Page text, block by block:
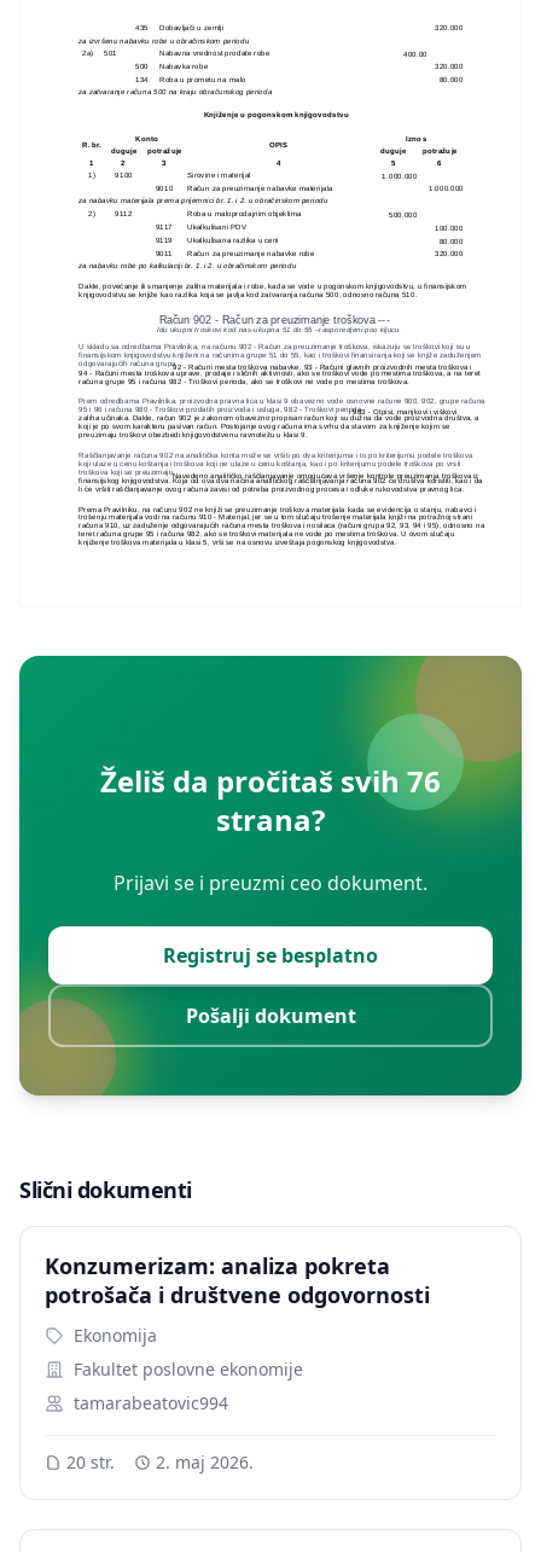
435 Dobavljači u zemlji
320.000
za izvršenu nabavku robe u obračinskom periodu
2a)
501 Nabavna vrednost prodate robe
400.00
500
Nabavka robe
320.000
134
Roba u prometu na malo
80.000
za zatvaranje računa 500 na kraju obračunskog perioda
Knjiženje u pogonskom knjigovodstvu
R. br.
Konto
OPIS
Iznos
duguje
potražuje duguje
potražuje
1
2 3 4 5
6
1)
9100 Sirovine i materijal 1.000.000
9010 Račun za preuzimanje nabavke materijala
1.000.000
za nabavku materijala prema prijemnici br. 1. i 2. u obračinskom periodu
2)
9112 Roba u maloprodajnim objektima
500.000
9117
Ukalkulisani PDV
100.000
9119
Ukalkulisana razlika u ceni
80.000
9011
Račun za preuzimanje nabavke robe
320.000
za nabavku robe po kalkulaciji br. 1. i 2. u obračinskom periodu
Dakle, povećanje ili smanjenje zaliha materijala i robe, kada se vode u pogonskom knjigovodstvu, u finansijskom
knjigovodstvu se knjiže kao razlika koja se javlja kod zatvaranja računa 500, odnosno računa 510.
Račun 902 - Račun za preuzimanje troškova ---
Idu ukupni troskovi kod nas-ukupna 51 do 55 –rasporedjeni poo kljucu
U skladu sa odredbama Pravilnika, na računu 902 - Račun za preuzimanje troškova, iskazuju se troškovi koji su u
finansijskom knjigovodstvu knjiženi na računima grupe 51 do 55, kao i troškovi finansiranja koji se knjiže zaduženjem
odgovarajućih računa grupa92 - Računi mesta troškova nabavke, 93 - Računi glavnih proizvodnih mesta troškova i
94 - Računi mesta troškova uprave, prodaje i sličnih aktivnosti, ako se troškovi vode po mestima troškova, a na teret
računa grupe 95 i računa 982 - Troškovi perioda, ako se troškovi ne vode po mestima troškova.
Prem odredbama Pravilnika, proizvodna pravna lica u klasi 9 obavezno vode osnovne račune 900, 902, grupe računa
95 i 96 i računa 980 - Troškovi prodatih proizvoda i usluga, 982 - Troškovi periodai 983 - Otpisi, manjkovi i viškovi
zaliha učinaka. Dakle, račun 902 je zakonom obavezno propisan račun koji su dužna da vode proizvodna društva, a
koji je po svom karakteru pasivan račun. Postojanje ovog računa ima svrhu da stavom za knjiženje kojim se
preuzimaju troškovi obezbedi knjigovodstvenu ravnotežu u klasi 9.
Raščlanjavanje računa 902 na analitička konta može se vršiti po dva kriterijuma i to po kriterijumu podele troškova
koji ulaze u cenu koštanja i troškova koji ne ulaze u cenu koštanja, kao i po kriterijumu podele troškova po vrsti
troškova koji se preuzimaju. Navedeno analitičko raščlanjavanje omogućava vršenje kontrole preuzimanja troškova iz
finansijskog knjigovodstva. Koja od ova dva načina analitičkog raščlanjavanja računa 902 će društva koristiti, kao i da
li će vršiti raščlanjavanje ovog računa zavisi od potreba proizvodnog procesa i odluke rukovodstva pravnog lica.
Prema Pravilniku, na računu 902 ne knjiži se preuzimanje troškova materijala kada se evidencija o stanju, nabavci i
trošenju materijala vodi na računu 910 - Materijal, jer se u tom slučaju trošenje materijala knjiži na potražnoj strani
računa 910, uz zaduženje odgovarajućih računa mesta troškova i nosilaca (računi grupa 92, 93, 94 i 95), odnosno na
teret računa grupe 95 i računa 982, ako se troškovi materijala ne vode po mestima troškova. U ovom slučaju
knjiženje troškova materijala u klasi 5, vrši se na osnovu izveštaja pogonskog knjigovodstva.
Želiš da pročitaš svih 76
strana?
Prijavi se i preuzmi ceo dokument.
Registruj se besplatno
Pošalji dokument
Slični dokumenti
Konzumerizam: analiza pokreta
potrošača i društvene odgovornosti
Ekonomija
Fakultet poslovne ekonomije
tamarabeatovic994
20 str. 2. maj 2026.